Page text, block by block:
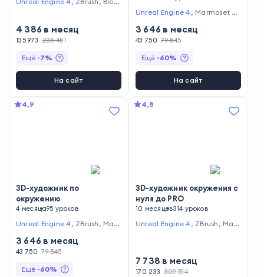
arvelous Designer
4 386 в месяц
135 973 235 451
Ещё -7%
На сайт
Unreal Engine 4 , Marmoset To
ty ,Adobe Photoshop
3 646 в месяц
43 750 79 545
Ещё -60%
На сайт
4,9
3D-художник по
окружению
4 месяца95 уроков
Unreal Engine 4 , ZBrush , Mar
3 646 в месяц
43 750 79 545
Ещё -60%
4,8
3D-художник окружения с
нуля до PRO
10 месяцев314 уроков
Unreal Engine 4 , ZBrush , Mar
7 738 в месяц
170 233 309 514